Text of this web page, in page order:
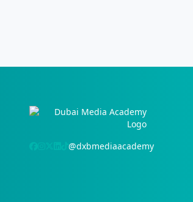
@dxbmediaacademy